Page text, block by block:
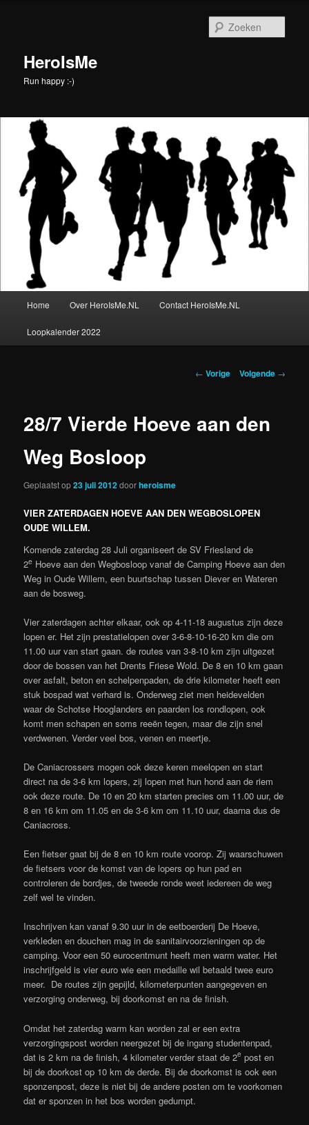
inhoudHeroIsMe
Run happy :-)
Home Over HeroIsMe.NL Contact HeroIsMe.NL
Loopkalender 2022
Berichtnavigatie
← Vorige Volgende →
28/7 Vierde Hoeve aan den
Weg Bosloop
Geplaatst op23 juli 2012doorheroisme
VIER ZATERDAGEN HOEVE AAN DEN WEGBOSLOPEN
OUDE WILLEM.
Komende zaterdag 28 Juli organiseert de SV Friesland de
2e Hoeve aan den Wegbosloop vanaf de Camping Hoeve aan den
Weg in Oude Willem, een buurtschap tussen Diever en Wateren
aan de bosweg.
Vier zaterdagen achter elkaar, ook op 4-11-18 augustus zijn deze
lopen er. Het zijn prestatielopen over 3-6-8-10-16-20 km die om
11.00 uur van start gaan. de routes van 3-8-10 km zijn uitgezet
door de bossen van het Drents Friese Wold. De 8 en 10 km gaan
over asfalt, beton en schelpenpaden, de drie kilometer heeft een
stuk bospad wat verhard is. Onderweg ziet men heidevelden
waar de Schotse Hooglanders en paarden los rondlopen, ook
komt men schapen en soms reeën tegen, maar die zijn snel
verdwenen. Verder veel bos, venen en meertje.
De Caniacrossers mogen ook deze keren meelopen en start
direct na de 3-6 km lopers, zij lopen met hun hond aan de riem
ook deze route. De 10 en 20 km starten precies om 11.00 uur, de
8 en 16 km om 11.05 en de 3-6 km om 11.10 uur, daarna dus de
Caniacross.
Een fietser gaat bij de 8 en 10 km route voorop. Zij waarschuwen
de fietsers voor de komst van de lopers op hun pad en
controleren de bordjes, de tweede ronde weet iedereen de weg
zelf wel te vinden.
Inschrijven kan vanaf 9.30 uur in de eetboerderij De Hoeve,
verkleden en douchen mag in de sanitairvoorzieningen op de
camping. Voor een 50 eurocentmunt heeft men warm water. Het
inschrijfgeld is vier euro wie een medaille wil betaald twee euro
meer. De routes zijn gepijld, kilometerpunten aangegeven en
verzorging onderweg, bij doorkomst en na de finish.
Omdat het zaterdag warm kan worden zal er een extra
verzorgingspost worden neergezet bij de ingang studentenpad,
dat is 2 km na de finish, 4 kilometer verder staat de 2e post en
bij de doorkost op 10 km de derde. Bij de doorkomst is ook een
sponzenpost, deze is niet bij de andere posten om te voorkomen
dat er sponzen in het bos worden gedumpt.